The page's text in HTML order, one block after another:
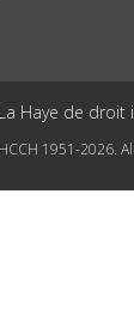
Haye de
1951-2026.